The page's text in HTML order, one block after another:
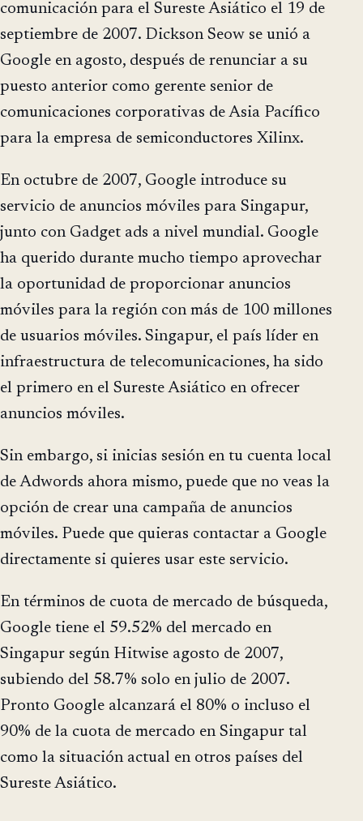
comunicación para el Sureste Asiático el 19 de
septiembre de 2007. Dickson Seow se unió a
Google en agosto, después de renunciar a su
puesto anterior como gerente senior de
comunicaciones corporativas de Asia Pacífico
para la empresa de semiconductores Xilinx.
En octubre de 2007, Google introduce su
servicio de anuncios móviles para Singapur,
junto con Gadget ads a nivel mundial. Google
ha querido durante mucho tiempo aprovechar
la oportunidad de proporcionar anuncios
móviles para la región con más de 100 millones
de usuarios móviles. Singapur, el país líder en
infraestructura de telecomunicaciones, ha sido
el primero en el Sureste Asiático en ofrecer
anuncios móviles.
Sin embargo, si inicias sesión en tu cuenta local
de Adwords ahora mismo, puede que no veas la
opción de crear una campaña de anuncios
móviles. Puede que quieras contactar a Google
directamente si quieres usar este servicio.
En términos de cuota de mercado de búsqueda,
Google tiene el 59.52% del mercado en
Singapur según Hitwise agosto de 2007,
subiendo del 58.7% solo en julio de 2007.
Pronto Google alcanzará el 80% o incluso el
90% de la cuota de mercado en Singapur tal
como la situación actual en otros países del
Sureste Asiático.